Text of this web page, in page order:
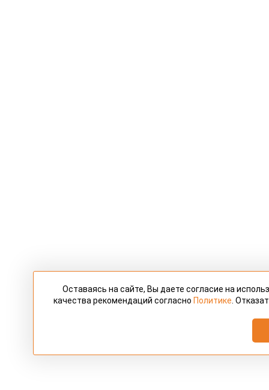
Оставаясь на сайте, Вы даете согласие на
качества рекомендаций согласно Политике .